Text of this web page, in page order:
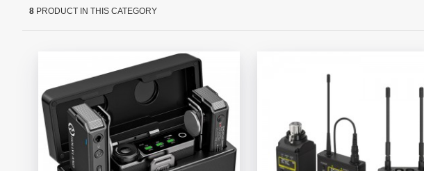
8 PRODUCT IN THIS CATEGORY